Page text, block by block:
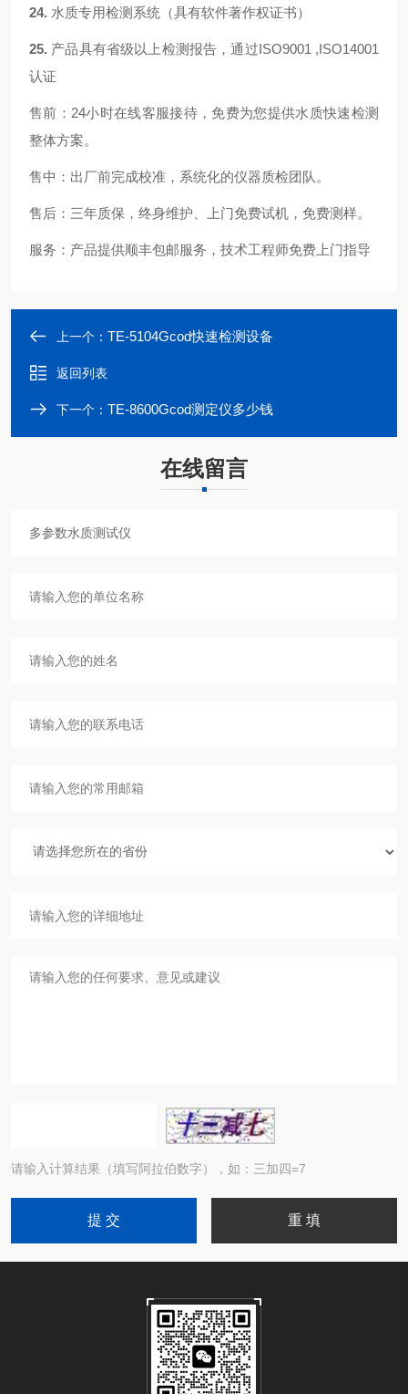
24. 水质专用检测系统（具有软件著作权证书）
25. 产品具有省级以上检测报告，通过ISO9001 ,ISO14001
认证
售前：24小时在线客服接待，免费为您提供水质快速检测
整体方案。
售中：出厂前完成校准，系统化的仪器质检团队。
售后：三年质保，终身维护、上门免费试机，免费测样。
服务：产品提供顺丰包邮服务，技术工程师免费上门指导
上一个： TE-5104Gcod快速检测设备
返回列表
下一个： TE-8600Gcod测定仪多少钱
在线留言
请输入计算结果（填写阿拉伯数字），如：三加四=7